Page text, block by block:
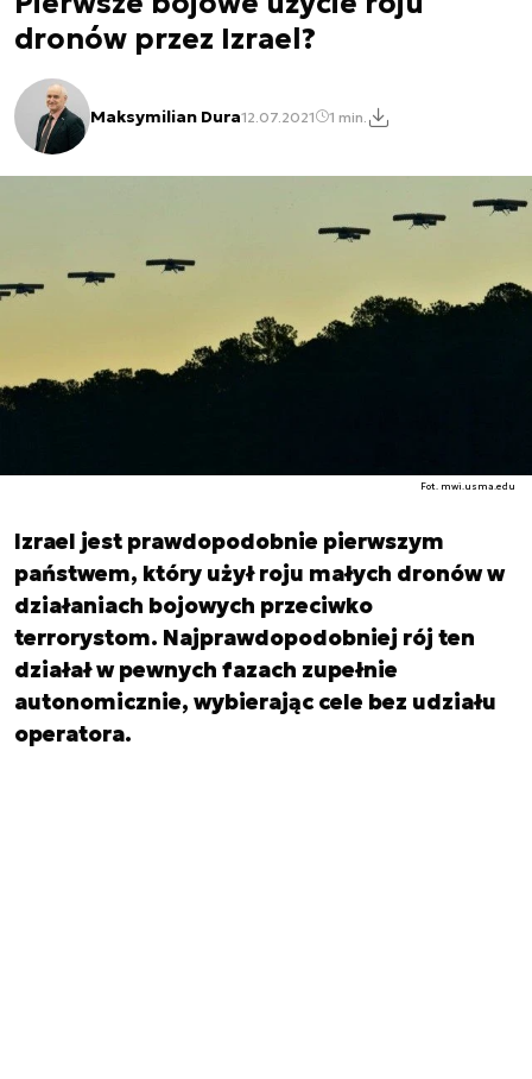
dronów przez Izrael?
Maksymilian Dura12.07.2021 1 min.
Fot. mwi.usma.edu
Izrael jest prawdopodobnie pierwszym
państwem, który użył roju małych dronów w
działaniach bojowych przeciwko
terrorystom. Najprawdopodobniej rój ten
działał w pewnych fazach zupełnie
autonomicznie, wybierając cele bez udziału
operatora.